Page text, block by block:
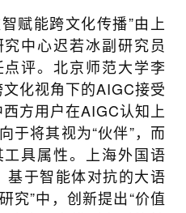
赋能跨文化传播”由上
中心迟若冰副研究员
评。北京师范大学李
化视角下的AIGC接受
方用户在AIGC认知上
于将其视为“伙伴”，而
具属性。上海外国语
基于智能体对抗的大语
究”中，创新提出“价值